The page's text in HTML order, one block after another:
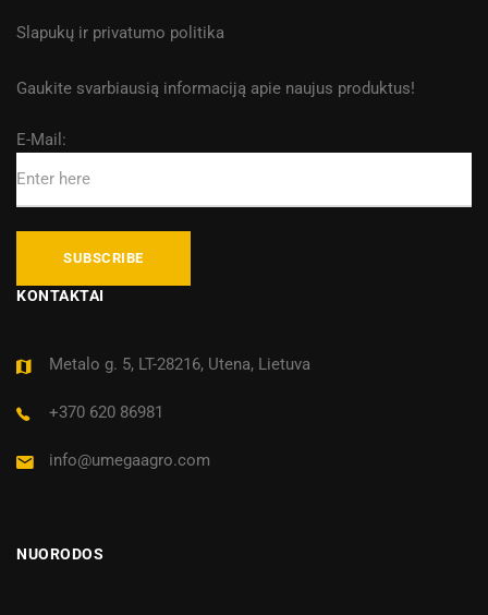
Slapukų ir privatumo politika
Gaukite svarbiausią informaciją apie naujus produktus!
E-Mail:
KONTAKTAI
Metalo g. 5, LT-28216, Utena, Lietuva
+370 620 86981
info@umegaagro.com
NUORODOS